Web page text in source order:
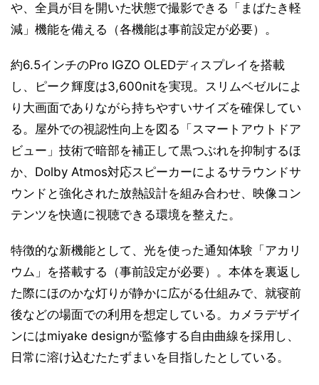
や、全員が目を開いた状態で撮影できる「まばたき軽
減」機能を備える（各機能は事前設定が必要）。
約6.5インチのPro IGZO OLEDディスプレイを搭載
し、ピーク輝度は3,600nitを実現。スリムベゼルによ
り大画面でありながら持ちやすいサイズを確保してい
る。屋外での視認性向上を図る「スマートアウトドア
ビュー」技術で暗部を補正して黒つぶれを抑制するほ
か、Dolby Atmos対応スピーカーによるサラウンドサ
ウンドと強化された放熱設計を組み合わせ、映像コン
テンツを快適に視聴できる環境を整えた。
特徴的な新機能として、光を使った通知体験「アカリ
ウム」を搭載する（事前設定が必要）。本体を裏返し
た際にほのかな灯りが静かに広がる仕組みで、就寝前
後などの場面での利用を想定している。カメラデザイ
ンにはmiyake designが監修する自由曲線を採用し、
日常に溶け込むたたずまいを目指したとしている。